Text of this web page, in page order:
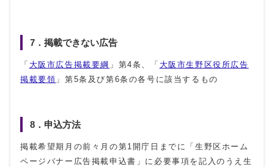
7．掲載できない広告
「 大阪市広告掲載要綱 」第4条、「 大阪市生野区役所広告
掲載要領 」第5条及び第6条の各号に該当するもの
8．申込方法
掲載希望期月の前々月の第1開庁日までに「生野区ホーム
ページバナー広告掲載申込書」に必要事項を記入のうえ生